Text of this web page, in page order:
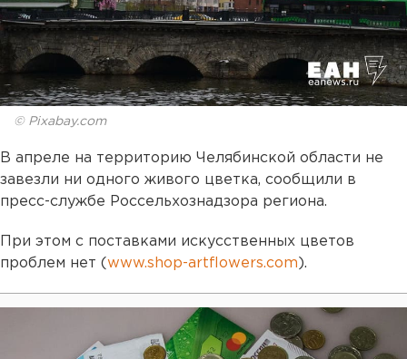
© Pixabay.com
В апреле на территорию Челябинской области не
завезли ни одного живого цветка, сообщили в
пресс-службе Россельхознадзора региона.
При этом с поставками искусственных цветов
проблем нет ( www.shop-artflowers.com ).